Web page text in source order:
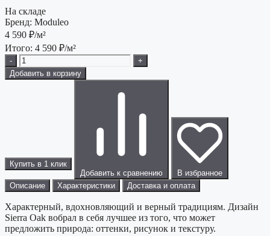
На складе
Бренд: Moduleo
4 590 ₽/м²
Итого: 4 590 ₽/м²
-
+
Добавить в корзину
Купить в 1 клик
Добавить к сравнению
В избранное
Описание
Характеристики Доставка и оплата
Характерный, вдохновляющий и верный традициям. Дизайн
Sierra Oak вобрал в себя лучшее из того, что может
предложить природа: оттенки, рисунок и текстуру.